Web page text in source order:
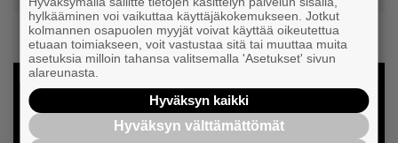
hylkääminen voi vaikuttaa käyttäjäkokemukseen. Jotkut
kolmannen osapuolen myyjät voivat käyttää oikeutettua
etuaan toimiakseen, voit vastustaa sitä tai muuttaa muita
asetuksia milloin tahansa valitsemalla 'Asetukset' sivun
alareunasta.
Hyväksyn kaikki
Hyväksyn välttämättömät